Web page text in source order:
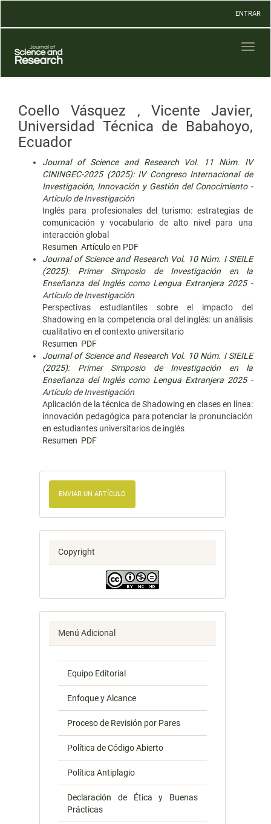
Contenido
Barra
lateral
ENTRAR
Coello Vásquez , Vicente Javier,
Universidad Técnica de Babahoyo,
Ecuador
Journal of Science and Research Vol. 11 Núm. IV
CININGEC-2025 (2025): IV Congreso Internacional de
Investigación, Innovación y Gestión del Conocimiento-
Artículo de Investigación
Inglés para profesionales del turismo: estrategias de
comunicación y vocabulario de alto nivel para una
interacción global
Resumen Artículo en PDF
Journal of Science and Research Vol. 10 Núm. I SIEILE
(2025): Primer Simposio de Investigación en la
Enseñanza del Inglés como Lengua Extranjera 2025-
Artículo de Investigación
Perspectivas estudiantiles sobre el impacto del
Shadowing en la competencia oral del inglés: un análisis
cualitativo en el contexto universitario
Resumen PDF
Journal of Science and Research Vol. 10 Núm. I SIEILE
(2025): Primer Simposio de Investigación en la
Enseñanza del Inglés como Lengua Extranjera 2025-
Artículo de Investigación
Aplicación de la técnica de Shadowing en clases en línea:
innovación pedagógica para potenciar la pronunciación
en estudiantes universitarios de inglés
Resumen PDF
ENVIAR UN ARTÍCULO
Copyright
Menú Adicional
Equipo Editorial
Enfoque y Alcance
Proceso de Revisión por Pares
Política de Código Abierto
Política Antiplagio
Declaración de Ética y Buenas
Prácticas